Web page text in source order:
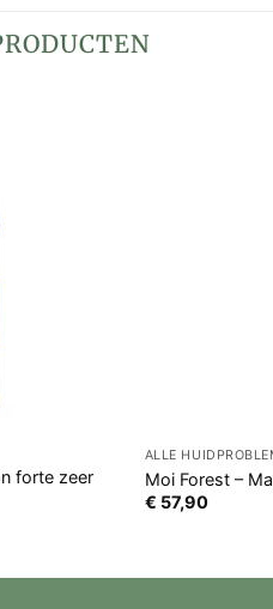
forte zeer
ALLE
Moi Forest –
€ 57,90